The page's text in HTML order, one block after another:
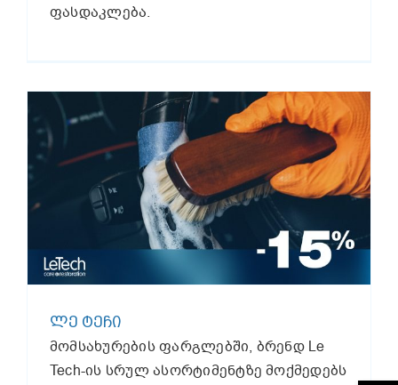
ფასდაკლება.
ᲚᲔ ᲢᲔᲩᲘ
მომსახურების ფარგლებში, ბრენდ Le
Tech-ის სრულ ასორტიმენტზე მოქმედებს